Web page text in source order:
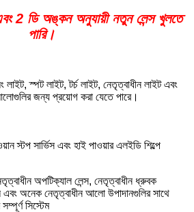
2 ডি অঙ্কন অনুযায়ী নতুন লেন্স খুলতে
পারি।
লাইট, স্পট লাইট, টর্চ লাইট, নেতৃত্বাধীন লাইট এবং
জন্য প্রয়োগ করা যেতে পারে।
স্টপ সার্ভিস এবং হাই পাওয়ার এলইডি শিল্পে
অপটিক্যাল লেন্স, নেতৃত্বাধীন ধ্রুবক
এবং অনেক নেতৃত্বাধীন আলো উপাদানগুলির সাথে
সিস্টেম